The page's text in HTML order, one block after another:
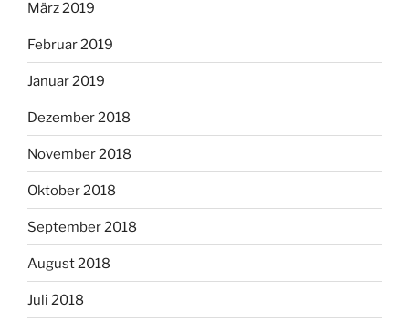
März 2019
Februar 2019
Januar 2019
Dezember 2018
November 2018
Oktober 2018
September 2018
August 2018
Juli 2018